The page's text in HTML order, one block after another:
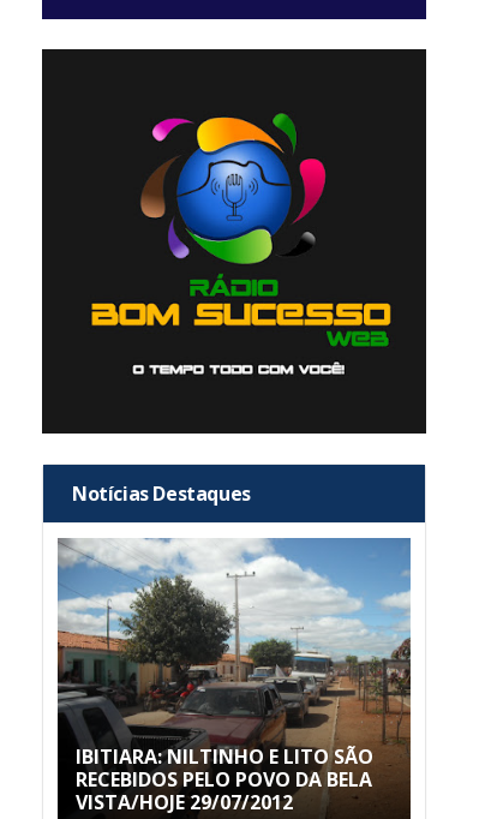
Notícias Destaques
IBITIARA: NILTINHO E LITO SÃO
RECEBIDOS PELO POVO DA BELA
VISTA/HOJE 29/07/2012